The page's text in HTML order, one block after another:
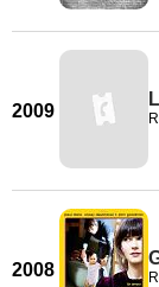
2009
2008